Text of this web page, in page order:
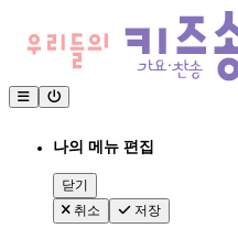
나의 메뉴 편집
닫기
취소
저장